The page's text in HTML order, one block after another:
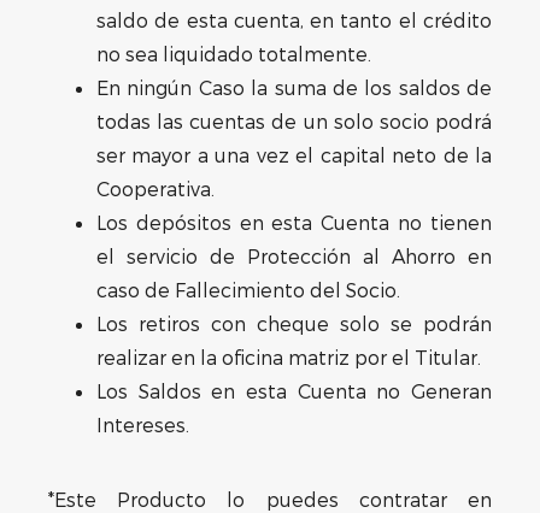
saldo de esta cuenta, en tanto el crédito
no sea liquidado totalmente.
En ningún Caso la suma de los saldos de
todas las cuentas de un solo socio podrá
ser mayor a una vez el capital neto de la
Cooperativa.
Los depósitos en esta Cuenta no tienen
el servicio de Protección al Ahorro en
caso de Fallecimiento del Socio.
Los retiros con cheque solo se podrán
realizar en la oficina matriz por el Titular.
Los Saldos en esta Cuenta no Generan
Intereses.
*Este Producto lo puedes contratar en